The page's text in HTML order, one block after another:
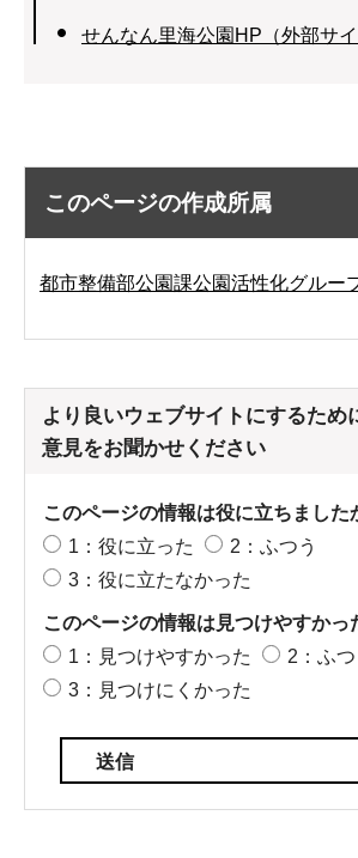
せんなん里海公園HP（外部サイ
このページの作成所属
都市整備部公園課公園活性化グルー
より良いウェブサイトにするため
意見をお聞かせください
このページの情報は役に立ちました
1：役に立った
2：ふつう
3：役に立たなかった
このページの情報は見つけやすかっ
1：見つけやすかった
2：ふつ
3：見つけにくかった